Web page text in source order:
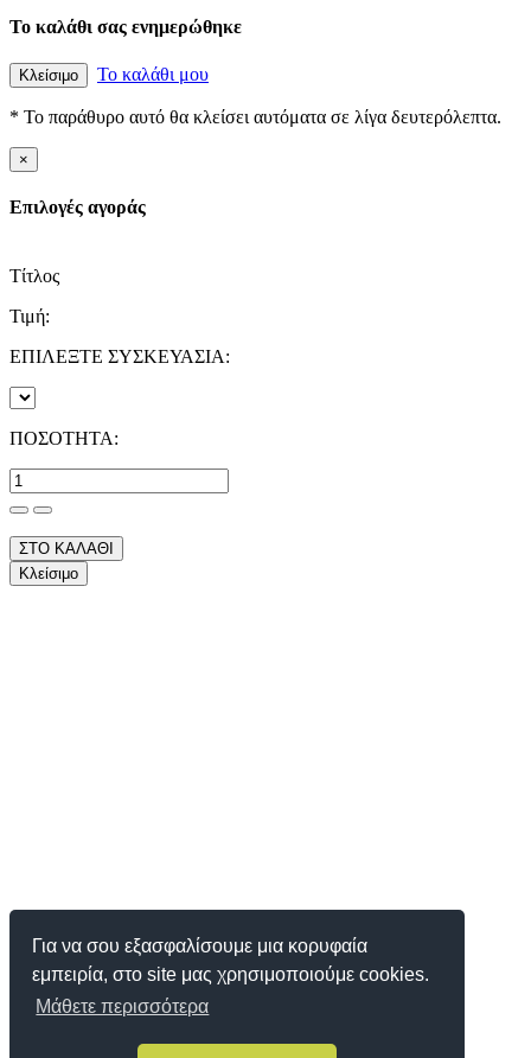
Για να σου εξασφαλίσουμε μια κορυφαία
εμπειρία, στο site μας χρησιμοποιούμε cookies.
Μάθετε περισσότερα
Το καλάθι σας ενημερώθηκε
Κλείσιμο Το καλάθι μου
* Το παράθυρο αυτό θα κλείσει αυτόματα σε λίγα δευτερόλεπτα.
×
Επιλογές αγοράς
Τίτλος
Τιμή:
ΕΠΙΛΕΞΤΕ ΣΥΣΚΕΥΑΣΙΑ:
ΠΟΣΟΤΗΤΑ:
ΣΤΟ ΚΑΛΑΘΙ
Κλείσιμο